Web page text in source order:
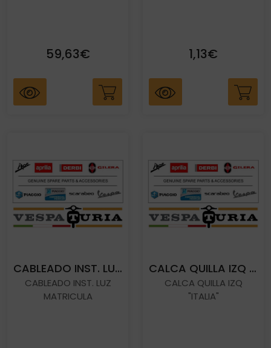
59,63€ 1,13€
CABLEADO INST. LUZ MATRICULA
CABLEADO INST. LUZ
MATRICULA
CALCA QUILLA IZQ "ITALIA"
CALCA QUILLA IZQ
"ITALIA"